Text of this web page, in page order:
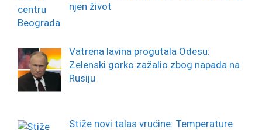
njen život
Vatrena lavina progutala Odesu:
Zelenski gorko zažalio zbog napada na
Rusiju
Stiže novi talas vrućine: Temperature